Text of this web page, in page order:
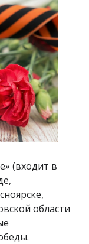
(входит в
области